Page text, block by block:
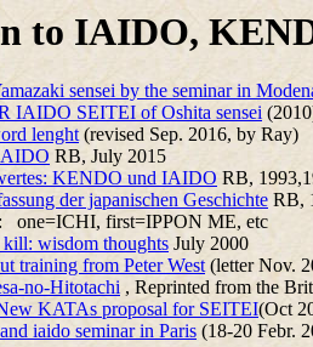
to IAIDO,
sensei by the seminar in
IAIDO SEITEI of Oshita sensei
lenght(revised Sep. 2016, by Ray)
RB, July 2015
KENDO und IAIDO RB,
der japanischen Geschichte RB,
: one=ICHI, first=IPPON ME, etc
wisdom thoughts July 2000
training from Peter West(letter Nov.
no-Hitotachi , Reprinted from the
KATAs proposal for SEITEI(Oct
iaido seminar in Paris (18-20 Febr.